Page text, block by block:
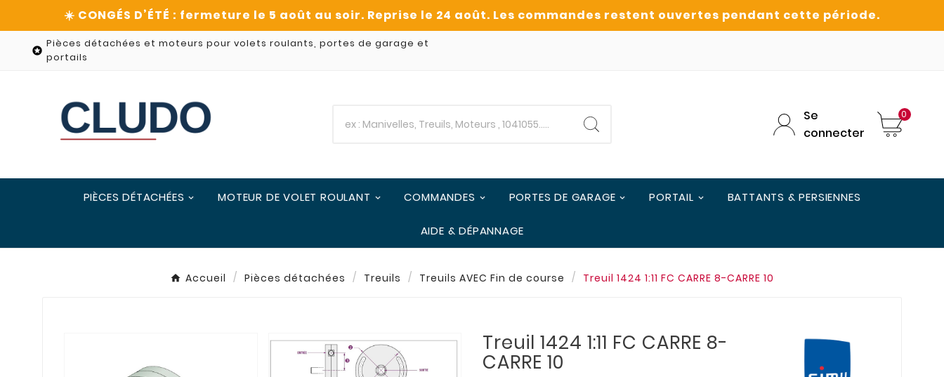

Pièces détachées et moteurs pour volets roulants, portes de garage et
portails
Se
connecter
0
PIÈCES DÉTACHÉES MOTEUR DE VOLET ROULANT COMMANDES PORTES DE GARAGE PORTAIL BATTANTS & PERSIENNES
AIDE & DÉPANNAGE
Accueil Pièces détachées Treuils Treuils AVEC Fin de course Treuil 1424 1:11 FC CARRE 8-CARRE 10
Treuil 1424 1:11 FC CARRE 8-
CARRE 10